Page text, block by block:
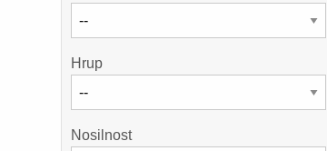
Hrup
Nosilnost